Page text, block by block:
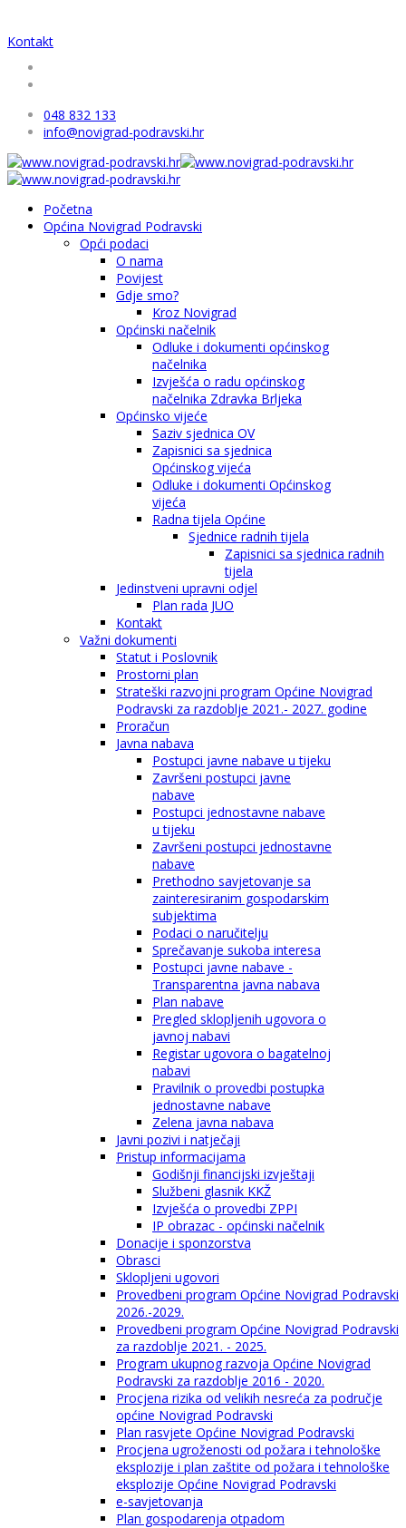
Kontakt
048 832 133
info@novigrad-podravski.hr
Početna
Općina Novigrad Podravski
Opći podaci
O nama
Povijest
Gdje smo?
Kroz Novigrad
Općinski načelnik
Odluke i dokumenti općinskog
načelnika
Izvješća o radu općinskog
načelnika Zdravka Brljeka
Općinsko vijeće
Saziv sjednica OV
Zapisnici sa sjednica
Općinskog vijeća
Odluke i dokumenti Općinskog
vijeća
Radna tijela Općine
Sjednice radnih tijela
Zapisnici sa sjednica radnih
tijela
Jedinstveni upravni odjel
Plan rada JUO
Kontakt
Važni dokumenti
Statut i Poslovnik
Prostorni plan
Strateški razvojni program Općine Novigrad
Podravski za razdoblje 2021.- 2027. godine
Proračun
Javna nabava
Postupci javne nabave u tijeku
Završeni postupci javne
nabave
Postupci jednostavne nabave
u tijeku
Završeni postupci jednostavne
nabave
Prethodno savjetovanje sa
zainteresiranim gospodarskim
subjektima
Podaci o naručitelju
Sprečavanje sukoba interesa
Postupci javne nabave -
Transparentna javna nabava
Plan nabave
Pregled sklopljenih ugovora o
javnoj nabavi
Registar ugovora o bagatelnoj
nabavi
Pravilnik o provedbi postupka
jednostavne nabave
Zelena javna nabava
Javni pozivi i natječaji
Pristup informacijama
Godišnji financijski izvještaji
Službeni glasnik KKŽ
Izvješća o provedbi ZPPI
IP obrazac - općinski načelnik
Donacije i sponzorstva
Obrasci
Sklopljeni ugovori
Provedbeni program Općine Novigrad Podravski
2026.-2029.
Provedbeni program Općine Novigrad Podravski
za razdoblje 2021. - 2025.
Program ukupnog razvoja Općine Novigrad
Podravski za razdoblje 2016 - 2020.
Procjena rizika od velikih nesreća za područje
općine Novigrad Podravski
Plan rasvjete Općine Novigrad Podravski
Procjena ugroženosti od požara i tehnološke
eksplozije i plan zaštite od požara i tehnološke
eksplozije Općine Novigrad Podravski
e-savjetovanja
Plan gospodarenja otpadom